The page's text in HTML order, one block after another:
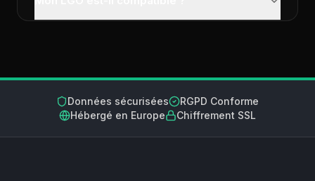
Données sécurisées
RGPD Conforme
Hébergé en Europe
Chiffrement SSL